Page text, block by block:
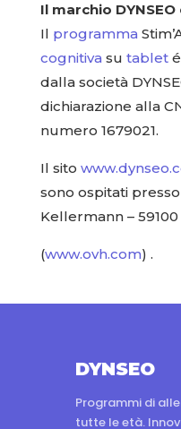
Il marchio
Il programma
cognitiva su tableté
dalla società
dichiarazione alla
numero 1679021.
Il sito
sono ospitati
Kellermann –
(www.ovh.com) .
DYNSEO
Programmi di
tutte le età.